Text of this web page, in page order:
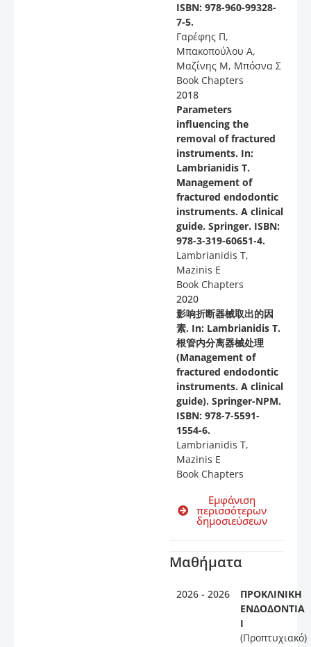
ISBN: 978-960-99328-
7-5.
Γαρέφης Π,
Μπακοπούλου Α,
Μαζίνης Μ, Μπόσνα Σ
Book Chapters
2018
Parameters
influencing the
removal of fractured
instruments. In:
Lambrianidis T.
Management of
fractured endodontic
instruments. A clinical
guide. Springer. ISBN:
978-3-319-60651-4.
Lambrianidis T,
Mazinis E
Book Chapters
2020
影响折断器械取出的因
素. In: Lambrianidis T.
根管内分离器械处理
(Management of
fractured endodontic
instruments. A clinical
guide). Springer-NPM.
ISBN: 978-7-5591-
1554-6.
Lambrianidis T,
Mazinis E
Book Chapters
Εμφάνιση
περισσότερων
δημοσιεύσεων
Μαθήματα
2026 - 2026
ΠΡΟΚΛΙΝΙΚΗ
ΕΝΔΟΔΟΝΤΙΑ
Ι
(Προπτυχιακό)